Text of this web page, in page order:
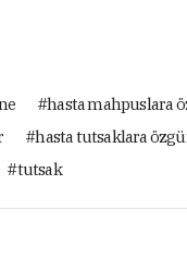
hasta mahpuslara
hasta tutsaklara
tutsak